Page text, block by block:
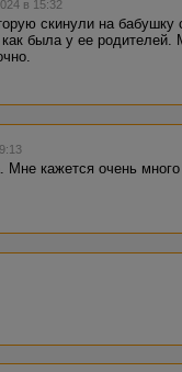
в 15:32
скинули на
была у ее
кажется очень